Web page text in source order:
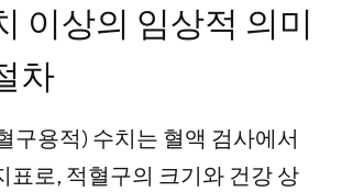
이상의 임상적 의미
차
구용적) 수치는 혈액 검사에서
표로, 적혈구의 크기와 건강 상